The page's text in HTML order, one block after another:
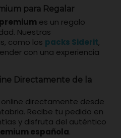
para Regalar
es un regalo
Nuestras
como los packs Siderit,
con una experiencia
Directamente de la
online directamente desde
Recibe tu pedido en
y disfruta del auténtico
española.